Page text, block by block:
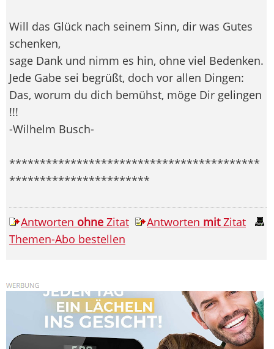
Will das Glück nach seinem Sinn, dir was Gutes
schenken,
sage Dank und nimm es hin, ohne viel Bedenken.
Jede Gabe sei begrüßt, doch vor allen Dingen:
Das, worum du dich bemühst, möge Dir gelingen
!!!
-Wilhelm Busch-
*****************************************
***********************
Antworten ohne Zitat Antworten mitZitat
Themen-Abo bestellen